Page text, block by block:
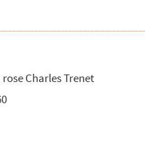
Charles Trenet